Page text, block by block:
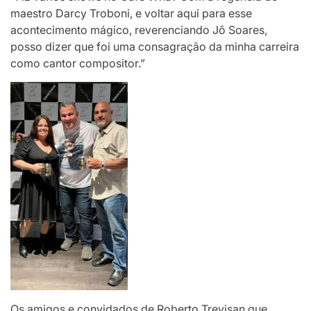
maestro Darcy Troboni, e voltar aqui para esse
acontecimento mágico, reverenciando Jô Soares,
posso dizer que foi uma consagração da minha carreira
como cantor compositor.”